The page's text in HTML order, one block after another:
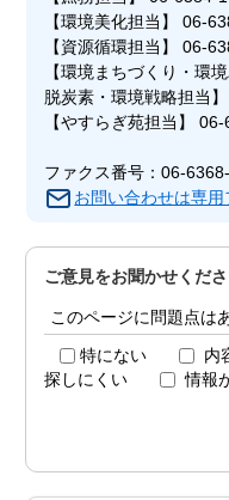
【環境美化担当】 06-
【資源循環担当】 06-
【環境まちづくり・環
脱炭素・環境戦略担当
【やすらぎ苑担当】
ファクス番号：06-
お問い合わせは専用
ご意見をお聞かせくだ
このページに問題点は
特にない 内
探しにくい
情報